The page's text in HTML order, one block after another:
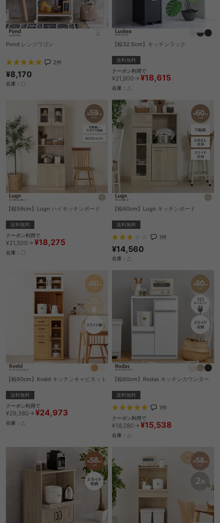
Pond レンジワゴン
2件
¥8,170
在庫：〇
【幅32.5cm】キッチンラック
送料無料
クーポン利用で
¥21,900→ ¥18,615
在庫：△
【幅59cm】Lugn ハイキッチンボード
送料無料
クーポン利用で
¥21,500→ ¥18,275
在庫：〇
【幅60cm】Lugn キッチンボード
送料無料
1件
¥14,560
在庫：△
【幅60cm】Kveld キッチンキャビネット
送料無料
クーポン利用で
¥29,380→ ¥24,973
在庫：△
【幅60cm】Rodas キッチンカウンター
送料無料
1件
クーポン利用で
¥18,280→ ¥15,538
在庫：△